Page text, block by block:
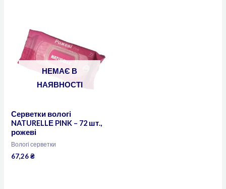
НЕМАЄ В
НАЯВНОСТІ
Серветки вологі
NATURELLЕ PINK – 72 шт.,
рожеві
Вологі серветки
67,26₴